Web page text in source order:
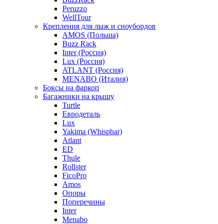
Peruzzo
WellTour
Крепления для лыж и сноубордов
AMOS (Польша)
Buzz Rack
Inter (Россия)
Lux (Россия)
ATLANT (Россия)
MENABO (Италия)
Боксы на фаркоп
Багажники на крышу
Turtle
Евродеталь
Lux
Yakima (Whispbar)
Atlant
ED
Thule
Rollster
FicoPro
Amos
Опоры
Поперечины
Inter
Menabo